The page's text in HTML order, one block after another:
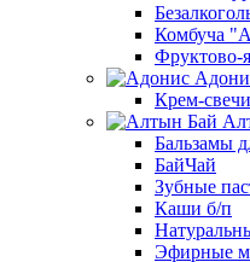
Комбуча
Фруктово-
Крем-свечи
Бальзамы
БайЧай
Зубные
Каши б/п
Эфирные